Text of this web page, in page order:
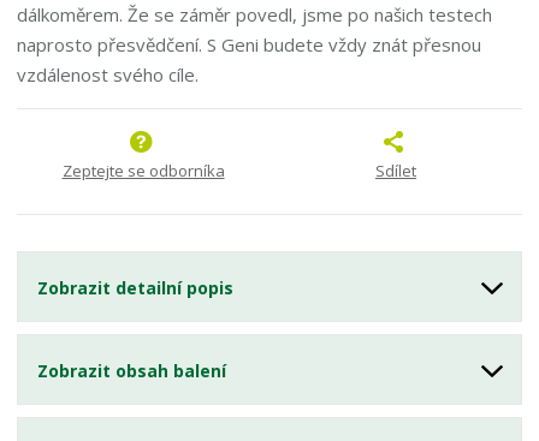
dálkoměrem. Že se záměr povedl, jsme po našich testech
naprosto přesvědčení. S Geni budete vždy znát přesnou
vzdálenost svého cíle.
Zeptejte se odborníka Sdílet
Zobrazit detailní popis
Zobrazit obsah balení